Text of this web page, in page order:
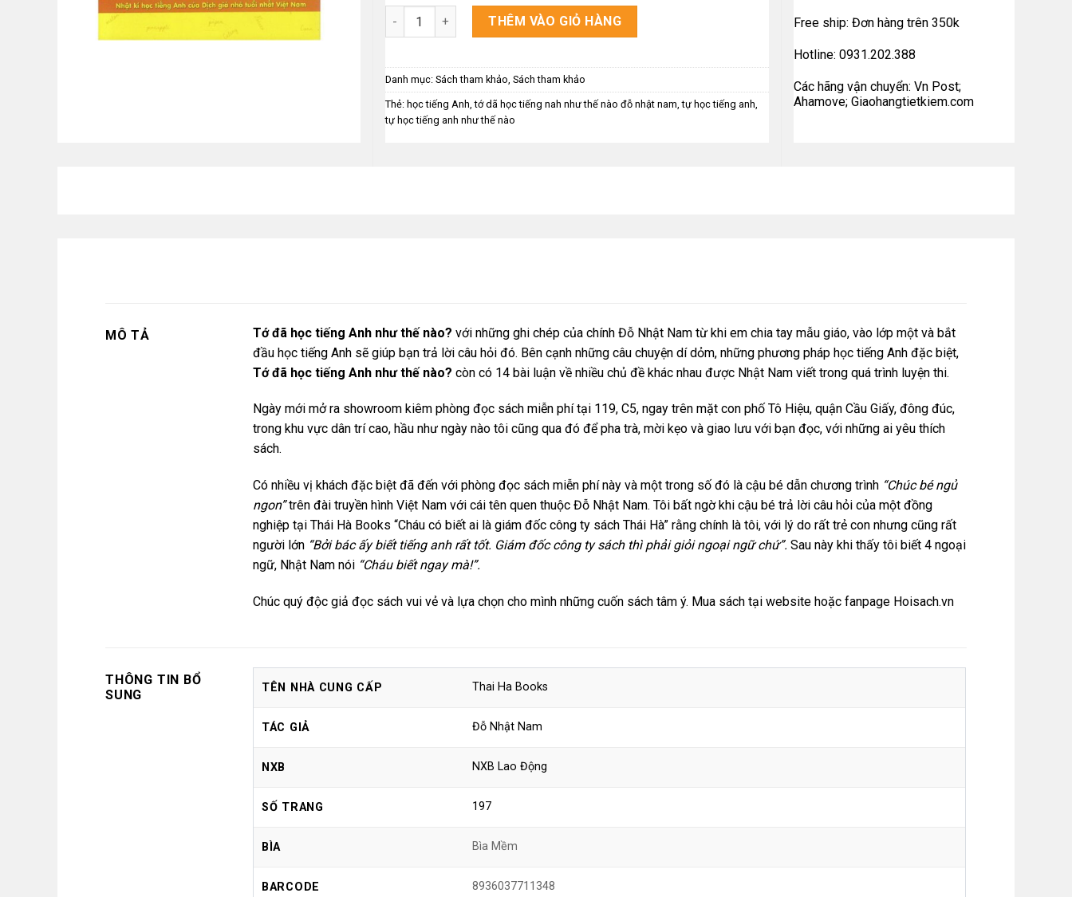
Tớ Đã Học Tiếng Anh Như Thế Nào? số lượng
THÊM VÀO GIỎ HÀNG
Danh mục: Sách tham khảo Sách tham khảo
Thẻ: học tiếng Anh ,tớ dã học tiếng nah như thế nào đỗ nhật nam ,tự học tiếng anh
tự học tiếng anh như thế nào
Free ship: Đơn hàng trên 350k
Hotline: 0931.202.388
Các hãng vận chuyển: Vn Post;
Ahamove; Giaohangtietkiem.com
MÔ TẢ Tớ đã học tiếng Anh như thế nào? với những ghi chép của chính Đỗ Nhật Nam từ khi em chia tay mẫu giáo, vào lớp một và bắt
đầu học tiếng Anh sẽ giúp bạn trả lời câu hỏi đó. Bên cạnh những câu chuyện dí dỏm, những phương pháp học tiếng Anh đặc biệt,
Tớ đã học tiếng Anh như thế nào? còn có 14 bài luận về nhiều chủ đề khác nhau được Nhật Nam viết trong quá trình luyện thi.
Ngày mới mở ra showroom kiêm phòng đọc sách miễn phí tại 119, C5, ngay trên mặt con phố Tô Hiệu, quận Cầu Giấy, đông đúc,
trong khu vực dân trí cao, hầu như ngày nào tôi cũng qua đó để pha trà, mời kẹo và giao lưu với bạn đọc, với những ai yêu thích
sách.
Có nhiều vị khách đặc biệt đã đến với phòng đọc sách miễn phí này và một trong số đó là cậu bé dẫn chương trình “Chúc bé ngủ
ngon”trên đài truyền hình Việt Nam với cái tên quen thuộc Đỗ Nhật Nam. Tôi bất ngờ khi cậu bé trả lời câu hỏi của một đồng
nghiệp tại Thái Hà Books “Cháu có biết ai là giám đốc công ty sách Thái Hà” rằng chính là tôi, với lý do rất trẻ con nhưng cũng rất
người lớn “Bởi bác ấy biết tiếng anh rất tốt. Giám đốc công ty sách thì phải giỏi ngoại ngữ chứ”. Sau này khi thấy tôi biết 4 ngoại
ngữ, Nhật Nam nói “Cháu biết ngay mà!”.
Chúc quý độc giả đọc sách vui vẻ và lựa chọn cho mình những cuốn sách tâm ý. Mua sách tại website hoặc fanpage Hoisach.vn
THÔNG TIN BỔ
SUNG
TÊN NHÀ CUNG CẤP Thai Ha Books
TÁC GIẢ Đỗ Nhật Nam
NXB NXB Lao Động
SỐ TRANG 197
BÌA Bìa Mềm
BARCODE 8936037711348